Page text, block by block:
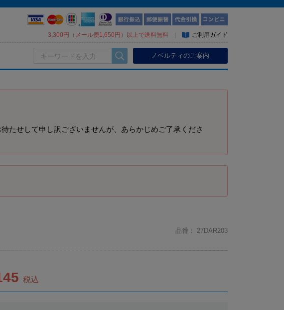
3,300円（メール便1,650円）以上で送料無料 ご利用ガイド
ノベルティのご案内
たせして申し訳ございませんが、あらかじめご了承くださ
品番： 27DAR203
税込